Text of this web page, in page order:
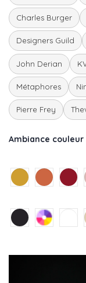
Charles Burger
Designers Guild
John Derian
Métaphores
Pierre Frey
Ambiance couleur